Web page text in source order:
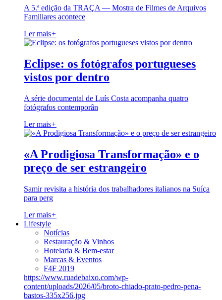
A 5.ª edição da TRAÇA — Mostra de Filmes de Arquivos
Familiares acontece
Ler mais+
Eclipse: os fotógrafos portugueses
vistos por dentro
A série documental de Luís Costa acompanha quatro
fotógrafos contemporân
Ler mais+
«A Prodigiosa Transformação» e o
preço de ser estrangeiro
Samir revisita a história dos trabalhadores italianos na Suíça
para perg
Ler mais+
Lifestyle
Notícias
Restauração & Vinhos
Hotelaria & Bem-estar
Marcas & Eventos
F4F 2019
https://www.ruadebaixo.com/wp-
content/uploads/2026/05/broto-chiado-prato-pedro-pena-
bastos-335x256.jpg